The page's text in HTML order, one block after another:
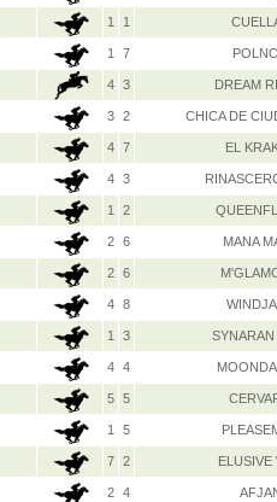
1 1
1 7
4 3 DREAM
3 2 CHICA DE
4 7 EL
4 3
1 2
2 6 MANA
2 6
4 8
1 3
4 4
5 5
1 5
7 2 ELUSIVE
2 4